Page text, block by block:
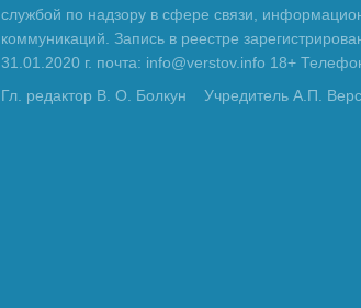
службой по надзору в сфере связи,
коммуникаций. Запись в реестре
31.01.2020 г. почта: info@verstov.info 18+
Гл. редактор В. О. Болкун
Учредитель А.П.